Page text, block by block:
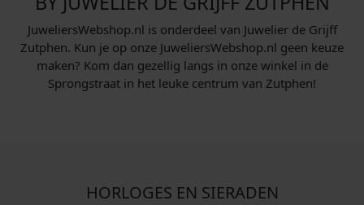
JuweliersWebshop.nl is onderdeel van Juwelier de Grijff
Zutphen. Kun je op onze JuweliersWebshop.nl geen keuze
maken? Kom dan gezellig langs in onze winkel in de
Sprongstraat in het leuke centrum van Zutphen!
HORLOGES EN SIERADEN